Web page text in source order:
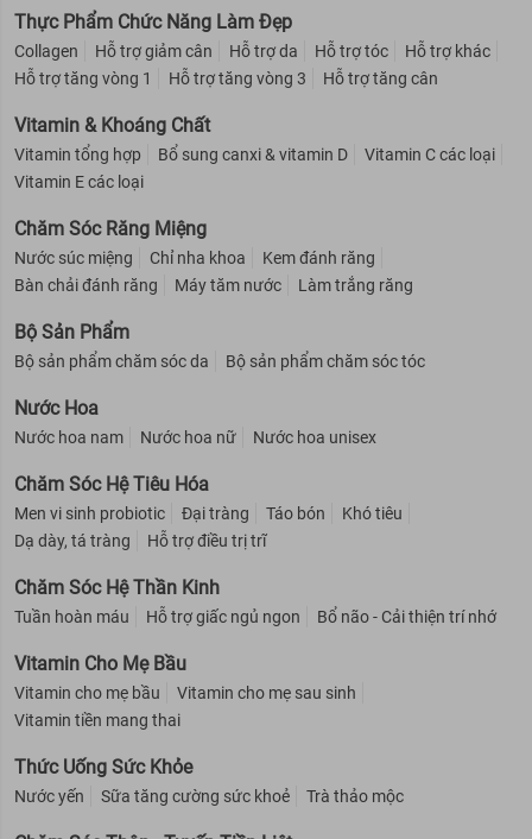
Thực Phẩm Chức Năng Làm Đẹp
Collagen Hỗ trợ giảm cân Hỗ trợ da Hỗ trợ tóc
Hỗ trợ khác
Hỗ trợ tăng vòng 1
Hỗ trợ tăng vòng 3 Hỗ trợ tăng cân
Vitamin & Khoáng Chất
Vitamin tổng hợp Bổ sung canxi & vitamin D
Vitamin C các loại
Vitamin E các loại
Chăm Sóc Răng Miệng
Nước súc miệng Chỉ nha khoa
Kem đánh răng
Bàn chải đánh răng
Máy tăm nước Làm trắng răng
Bộ Sản Phẩm
Bộ sản phẩm chăm sóc da Bộ sản phẩm chăm sóc tóc
Nước Hoa
Nước hoa nam Nước hoa nữ Nước hoa unisex
Chăm Sóc Hệ Tiêu Hóa
Men vi sinh probiotic Đại tràng Táo bón
Khó tiêu
Dạ dày, tá tràng
Hỗ trợ điều trị trĩ
Chăm Sóc Hệ Thần Kinh
Tuần hoàn máu Hỗ trợ giấc ngủ ngon Bổ não - Cải thiện trí nhớ
Vitamin Cho Mẹ Bầu
Vitamin cho mẹ bầu
Vitamin cho mẹ sau sinh
Vitamin tiền mang thai
Thức Uống Sức Khỏe
Nước yến Sữa tăng cường sức khoẻ Trà thảo mộc